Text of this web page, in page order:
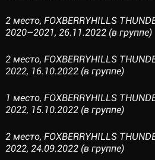
2 место, FOXBERRYHILLS
2020–2021, 26.11.2022 (в группе)
2 место, FOXBERRYHILLS
2022, 16.10.2022 (в группе)
1 место, FOXBERRYHILLS
2022, 15.10.2022 (в группе)
2 место, FOXBERRYHILLS
2022, 24.09.2022 (в группе)